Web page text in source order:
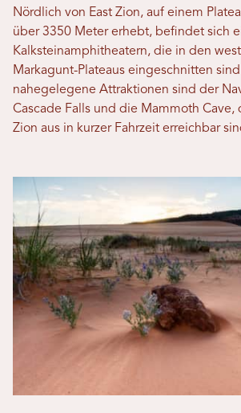
Nördlich von East Zion, auf einem
über 3350 Meter erhebt, befindet sich
Kalksteinamphitheatern, die in den
Markagunt-Plateaus eingeschnitten
nahegelegene Attraktionen sind der
Cascade Falls und die Mammoth Cave,
Zion aus in kurzer Fahrzeit erreichbar